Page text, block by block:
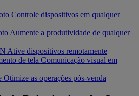
Controle dispositivos em qualquer
Aumente a produtividade de qualquer
Ative dispositivos remotamente
de tela Comunicação visual em
Otimize as operações pós-venda